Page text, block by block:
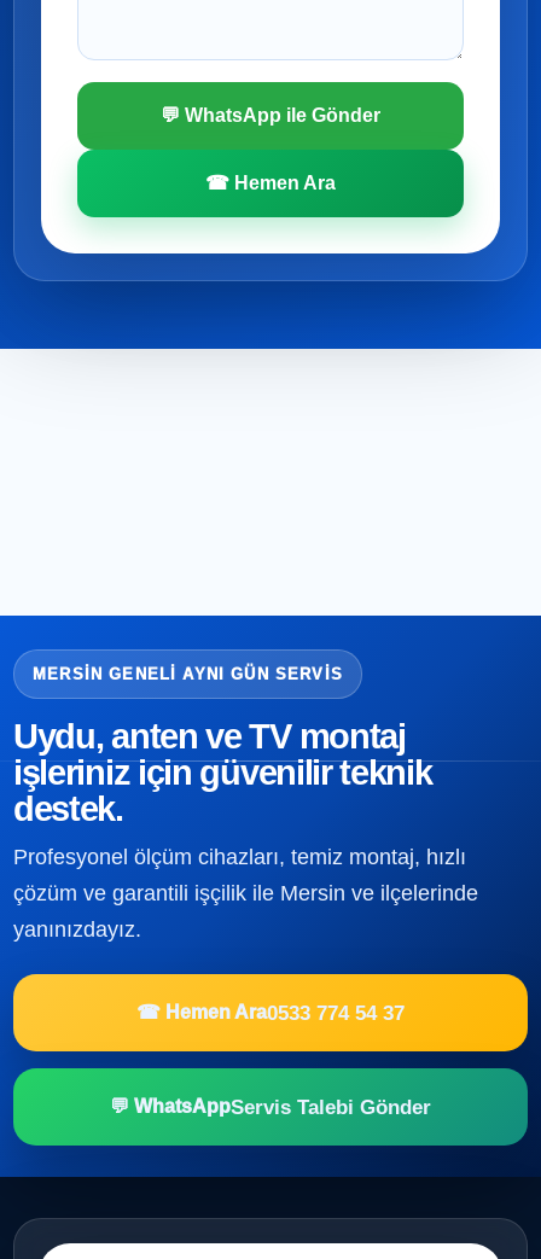
💬 WhatsApp ile Gönder
☎ Hemen Ara
MERSIN GENELI AYNI GÜN SERVIS
Uydu, anten ve TV montaj
işleriniz için güvenilir teknik
destek.
Profesyonel ölçüm cihazları, temiz montaj, hızlı
çözüm ve garantili işçilik ile Mersin ve ilçelerinde
yanınızdayız.
☎ Hemen Ara0533 774 54 37
💬 WhatsAppServis Talebi Gönder